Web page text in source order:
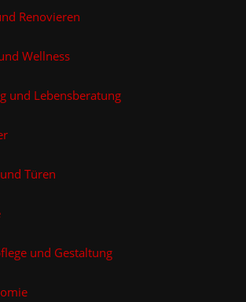
Renovieren
Wellness
und Lebensberatung
Türen
und Gestaltung